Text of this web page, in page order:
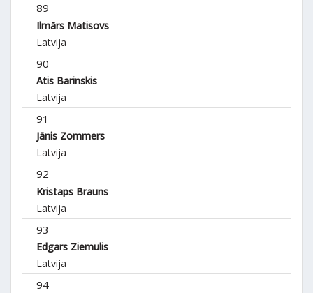
89
Ilmārs Matisovs
Latvija
90
Atis Barinskis
Latvija
91
Jānis Zommers
Latvija
92
Kristaps Brauns
Latvija
93
Edgars Ziemulis
Latvija
94